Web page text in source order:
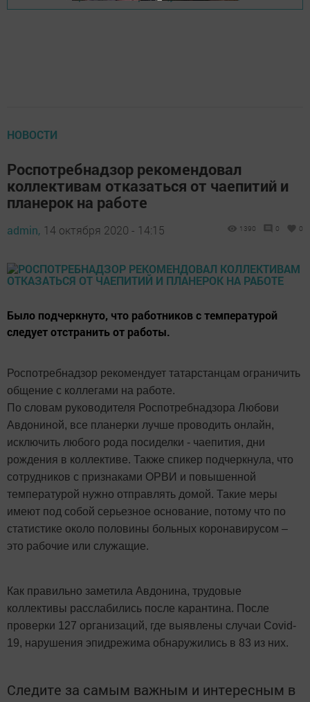
НОВОСТИ
Роспотребнадзор рекомендовал
коллективам отказаться от чаепитий и
планерок на работе
admin, 14 октября 2020 - 14:15 1390 0 0
Было подчеркнуто, что работников с температурой
следует отстранить от работы.
Роспотребнадзор рекомендует татарстанцам ограничить
общение с коллегами на работе.
По словам руководителя Роспотребнадзора Любови
Авдониной, все планерки лучше проводить онлайн,
исключить любого рода посиделки - чаепития, дни
рождения в коллективе. Также спикер подчеркнула, что
сотрудников с признаками ОРВИ и повышенной
температурой нужно отправлять домой. Такие меры
имеют под собой серьезное основание, потому что по
статистике около половины больных коронавирусом –
это рабочие или служащие.
Как правильно заметила Авдонина, трудовые
коллективы расслабились после карантина. После
проверки 127 организаций, где выявлены случаи Covid-
19, нарушения эпидрежима обнаружились в 83 из них.
Следите за самым важным и интересным в